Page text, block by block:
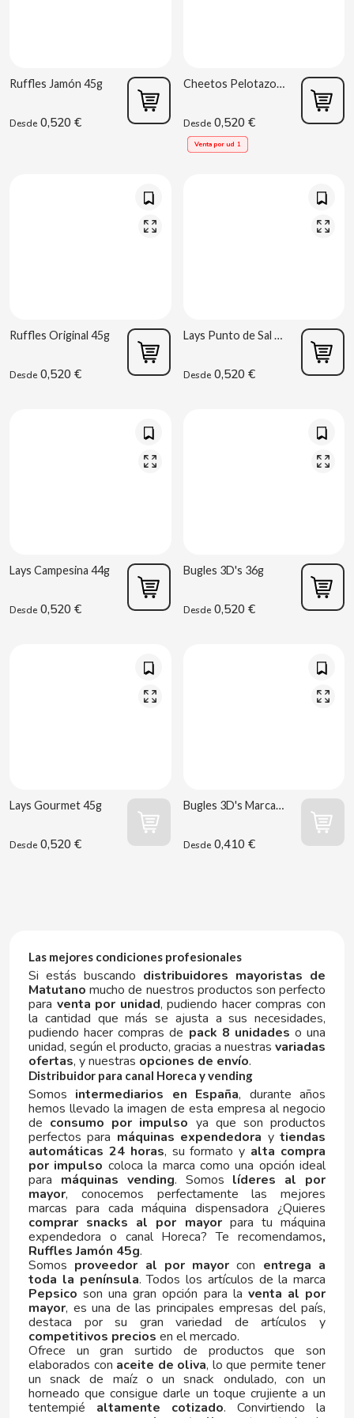
BRILLANTE
BUBBALOO
CAMPOFRIO
CANDELAS
CAPRIMO
CARRETILLA
CASAMAYOR
CERDÁN CARAMELOS
CHAMP HIGH
CHEETOS
CHIPS AHOY
CHOCOLATES VALOR
Ruffles Jamón 45g
Desde 0,520 €
Cheetos Pelotazos 40g
Desde 0,520 €
Venta por ud 1
Ruffles Original 45g
Desde 0,520 €
Lays Punto de Sal 44g
Desde 0,520 €
Lays Campesina 44g
Desde 0,520 €
Bugles 3D's 36g
Desde 0,520 €
Lays Gourmet 45g
Desde 0,520 €
Bugles 3D's Marcado 0.50€ 28g
Desde0,410 €
Las mejores condiciones profesionales
Si estás buscando distribuidores mayoristas de
Matutano mucho de nuestros productos son perfecto
para venta por unidad, pudiendo hacer compras con
la cantidad que más se ajusta a sus necesidades,
pudiendo hacer compras de pack 8 unidades o una
unidad, según el producto, gracias a nuestras variadas
ofertas, y nuestras opciones de envío.
Distribuidor para canal Horeca y vending
Somos intermediarios en España, durante años
hemos llevado la imagen de esta empresa al negocio
de consumo por impulso ya que son productos
perfectos para máquinas expendedora ytiendas
automáticas 24 horas, su formato y alta compra
por impulso coloca la marca como una opción ideal
para máquinas vending. Somos líderes al por
mayor, conocemos perfectamente las mejores
marcas para cada máquina dispensadora ¿Quieres
comprar snacks al por mayorpara tu máquina
expendedora o canal Horeca? Te recomendamos,
Ruffles Jamón 45g.
Somos proveedor al por mayor con entrega a
toda la península. Todos los artículos de la marca
Pepsico son una gran opción para la venta al por
mayor, es una de las principales empresas del país,
destaca por su gran variedad de artículos y
competitivos precios en el mercado.
Ofrece un gran surtido de productos que son
elaborados con aceite de oliva, lo que permite tener
un snack de maíz o un snack ondulado, con un
horneado que consigue darle un toque crujiente a un
tentempié altamente cotizado. Convirtiendo la